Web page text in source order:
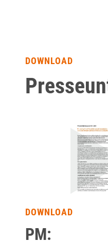
DOWNLOAD
DOWNLOAD
PM: